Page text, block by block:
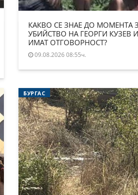
КАКВО СЕ ЗНАЕ ДО МОМЕНТА
УБИЙСТВО НА ГЕОРГИ
ИМАТ ОТГОВОРНОСТ?
09.08.2026 08:55ч.
БУРГАС